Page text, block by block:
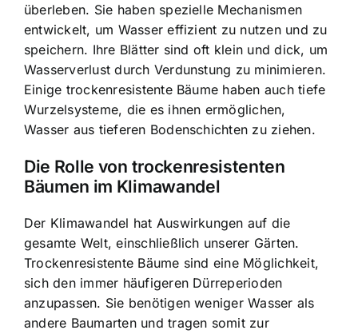
überleben. Sie haben spezielle Mechanismen
entwickelt, um Wasser effizient zu nutzenund zu
speichern. Ihre Blätter sind oft klein und dick, um
Wasserverlust durch Verdunstung zu minimieren.
Einige trockenresistente Bäume haben auch tiefe
Wurzelsysteme, die es ihnen ermöglichen,
Wasser aus tieferen Bodenschichten zu ziehen.
Die Rolle von trockenresistenten
Bäumen im Klimawandel
Der Klimawandel hat Auswirkungen auf die
gesamte Welt, einschließlich unserer Gärten.
Trockenresistente Bäume sind eine Möglichkeit,
sich den immer häufigeren Dürreperioden
anzupassen. Sie benötigen weniger Wasser als
andere Baumarten und tragen somit zur